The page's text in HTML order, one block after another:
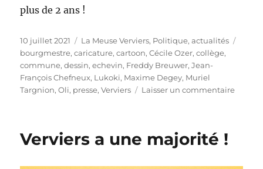
plus de 2 ans !
Publié
le
10 juillet 2021 Catégories
La Meuse Verviers, Politique, actualités
bourgmestre,caricature,cartoon,Cécile Ozer,collège,
commune,dessin,echevin, Freddy Breuwer,Jean-
François Chefneux, Lukoki, Maxime Degey, Muriel
Targnion,Oli, presse,Verviers Laisser un commentairesur
Verviers a une majorité !